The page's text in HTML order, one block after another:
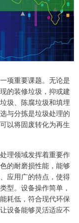
项重要课题。无论是
的装修垃圾，抑或建
圾、陈腐垃圾和填埋
与分拣是垃圾处理的
以将固废转化为再生
理领域发挥着重要作
的耐磨损性能，能够
应用广的特点，使得
型。设备操作简单，
耗低，符合现代环保
设备能够灵活适应不